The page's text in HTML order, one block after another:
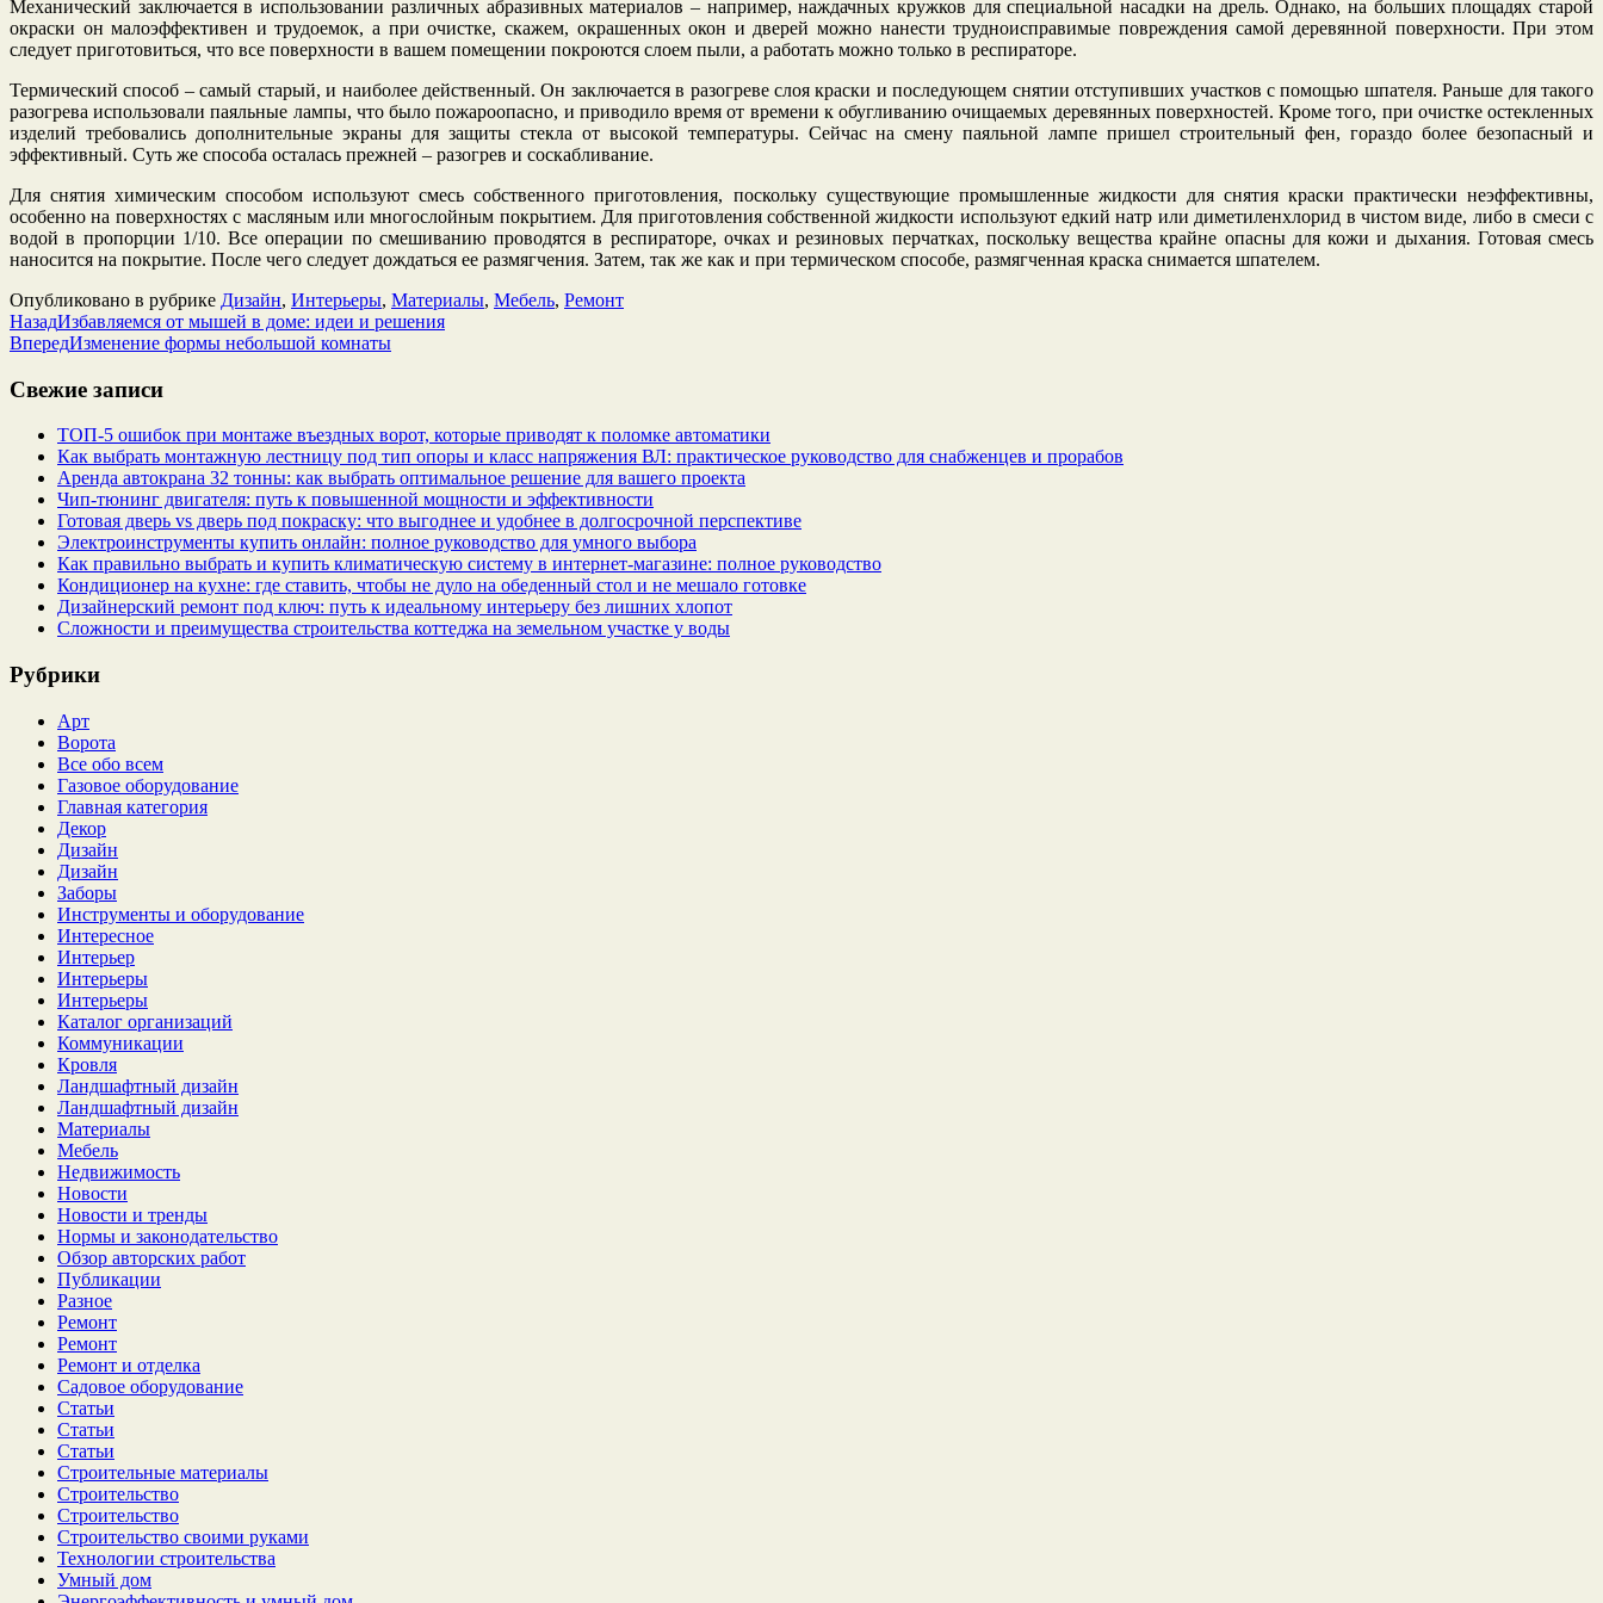
Механический заключается в использовании различных абразивных материалов – например, наждачных кружков для специальной насадки на дрель. Однако, на больших площадях старой
окраски он малоэффективен и трудоемок, а при очистке, скажем, окрашенных окон и дверей можно нанести трудноисправимые повреждения самой деревянной поверхности. При этом
следует приготовиться, что все поверхности в вашем помещении покроются слоем пыли, а работать можно только в респираторе.
Термический способ – самый старый, и наиболее действенный. Он заключается в разогреве слоя краски и последующем снятии отступивших участков с помощью шпателя. Раньше для такого
разогрева использовали паяльные лампы, что было пожароопасно, и приводило время от времени к обугливанию очищаемых деревянных поверхностей. Кроме того, при очистке остекленных
изделий требовались дополнительные экраны для защиты стекла от высокой температуры. Сейчас на смену паяльной лампе пришел строительный фен, гораздо более безопасный и
эффективный. Суть же способа осталась прежней – разогрев и соскабливание.
Для снятия химическим способом используют смесь собственного приготовления, поскольку существующие промышленные жидкости для снятия краски практически неэффективны,
особенно на поверхностях с масляным или многослойным покрытием. Для приготовления собственной жидкости используют едкий натр или диметиленхлорид в чистом виде, либо в смеси с
водой в пропорции 1/10. Все операции по смешиванию проводятся в респираторе, очках и резиновых перчатках, поскольку вещества крайне опасны для кожи и дыхания. Готовая смесь
наносится на покрытие. После чего следует дождаться ее размягчения. Затем, так же как и при термическом способе, размягченная краска снимается шпателем.
Опубликовано в рубрике Дизайн, Интерьеры, Материалы, Мебель, Ремонт
НазадИзбавляемся от мышей в доме: идеи и решения
ВпередИзменение формы небольшой комнаты
Свежие записи
ТОП-5 ошибок при монтаже въездных ворот, которые приводят к поломке автоматики
Как выбрать монтажную лестницу под тип опоры и класс напряжения ВЛ: практическое руководство для снабженцев и прорабов
Аренда автокрана 32 тонны: как выбрать оптимальное решение для вашего проекта
Чип‑тюнинг двигателя: путь к повышенной мощности и эффективности
Готовая дверь vs дверь под покраску: что выгоднее и удобнее в долгосрочной перспективе
Электроинструменты купить онлайн: полное руководство для умного выбора
Как правильно выбрать и купить климатическую систему в интернет‑магазине: полное руководство
Кондиционер на кухне: где ставить, чтобы не дуло на обеденный стол и не мешало готовке
Дизайнерский ремонт под ключ: путь к идеальному интерьеру без лишних хлопот
Сложности и преимущества строительства коттеджа на земельном участке у воды
Рубрики
Арт
Ворота
Все обо всем
Газовое оборудование
Главная категория
Декор
Дизайн
Дизайн
Заборы
Инструменты и оборудование
Интересное
Интерьер
Интерьеры
Интерьеры
Каталог организаций
Коммуникации
Кровля
Ландшафтный дизайн
Ландшафтный дизайн
Материалы
Мебель
Недвижимость
Новости
Новости и тренды
Нормы и законодательство
Обзор авторских работ
Публикации
Разное
Ремонт
Ремонт
Ремонт и отделка
Садовое оборудование
Статьи
Статьи
Статьи
Строительные материалы
Строительство
Строительство
Строительство своими руками
Технологии строительства
Умный дом